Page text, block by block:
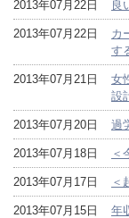
2013年07月22日 良
2013年07月22日
カ
す
2013年07月21日
女
設
2013年07月20日 過
2013年07月18日 ＜
2013年07月17日 ＜
2013年07月15日 年